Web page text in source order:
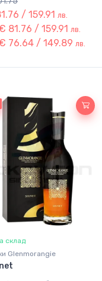
/ 159.91 лв.
81.76 / 159.91 лв.
76.64 / 149.89 лв.
склад
Glenmorangie